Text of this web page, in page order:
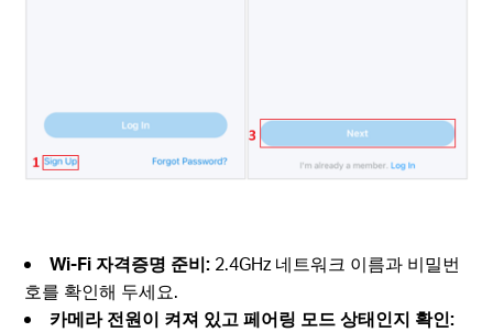
Wi-Fi 자격증명 준비: 2.4GHz 네트워크 이름과 비밀번
호를 확인해 두세요.
카메라 전원이 켜져 있고 페어링 모드 상태인지 확인: